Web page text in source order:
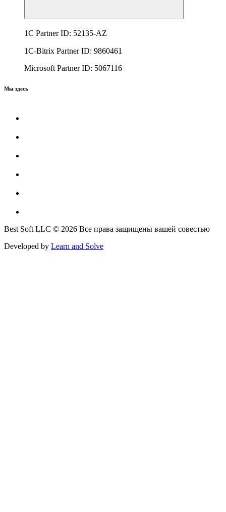
1C Partner ID: 52135-AZ
1C-Bitrix Partner ID: 9860461
Microsoft Partner ID: 5067116
Мы здесь
Best Soft LLC © 2026 Все права защищены вашей совестью
Developed by Learn and Solve